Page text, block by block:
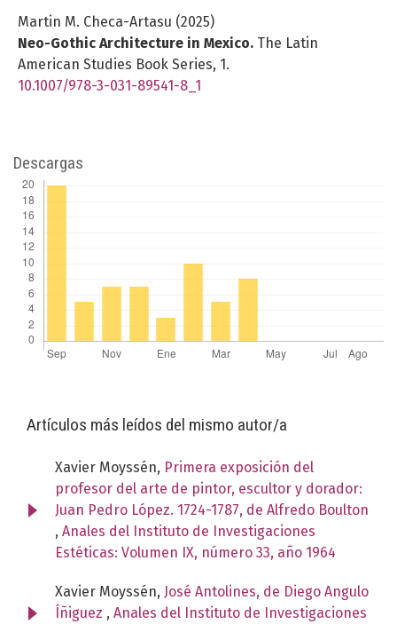
Martin M. Checa-Artasu (2025)
Neo-Gothic Architecture in Mexico. The Latin
American Studies Book Series, 1.
10.1007/978-3-031-89541-8_1
Descargas
Artículos más leídos del mismo autor/a
Xavier Moyssén, Primera exposición del
profesor del arte de pintor, escultor y dorador:
Juan Pedro López. 1724-1787, de Alfredo Boulton
, Anales del Instituto de Investigaciones
Estéticas: Volumen IX, número 33, año 1964
Xavier Moyssén, José Antolines, de Diego Angulo
Íñiguez , Anales del Instituto de Investigaciones